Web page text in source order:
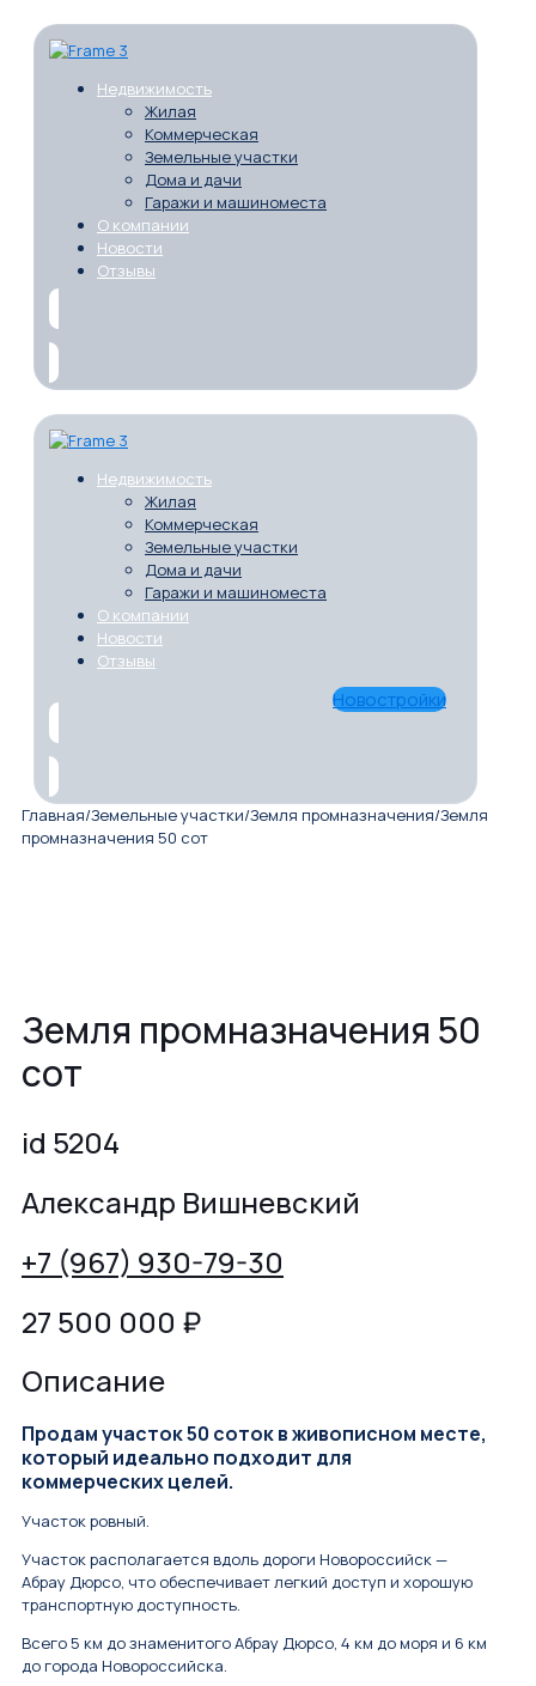
Недвижимость
Жилая
Коммерческая
Земельные участки
Дома и дачи
Гаражи и машиноместа
О компании
Новости
Отзывы
Недвижимость
Жилая
Коммерческая
Земельные участки
Дома и дачи
Гаражи и машиноместа
О компании
Новости
Отзывы
Новостройки
Главная/Земельные участки/Земля промназначения/Земля
промназначения 50 сот
Земля промназначения 50
сот
id 5204
Александр Вишневский
+7 (967) 930-79-30
27 500 000 ₽
Описание
Прoдaм участoк 50 соток в живописном месте,
который идеально подходит для
коммерческих целей.
Участок ровный.
Участок располагается вдоль дороги Новороссийск —
Абрау Дюрсо, что обеспечивает легкий доступ и хорошую
транспортную доступность.
Всего 5 км до знаменитого Абрау Дюрсо, 4 км до моря и 6 км
до города Новороссийска.